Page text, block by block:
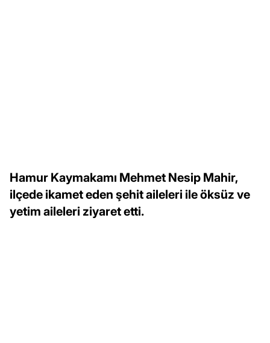
Hamur Kaymakamı Mehmet Nesip Mahir,
ilçede ikamet eden şehit aileleri ile öksüz ve
yetim aileleri ziyaret etti.